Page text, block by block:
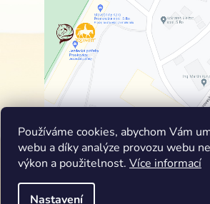
Používáme cookies, abychom Vám
webu a díky analýze provozu webu
výkon a použitelnost. Více informací
Nastavení